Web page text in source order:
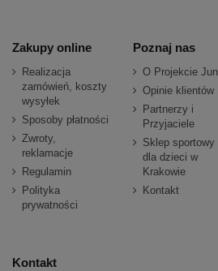
Zakupy online
Realizacja
zamówień, koszty
wysyłek
Sposoby płatności
Zwroty,
reklamacje
Regulamin
Polityka
prywatności
Poznaj nas
O Projekcie
Opinie klientów
Partnerzy i
Przyjaciele
Sklep sportowy
dla dzieci w
Krakowie
Kontakt
Kontakt